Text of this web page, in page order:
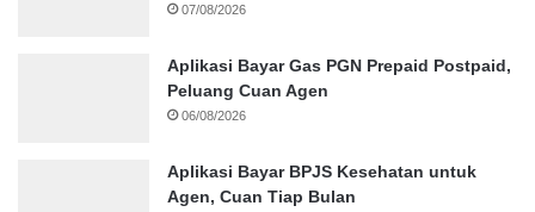
07/08/2026
Aplikasi Bayar Gas PGN Prepaid Postpaid,
Peluang Cuan Agen
06/08/2026
Aplikasi Bayar BPJS Kesehatan untuk
Agen, Cuan Tiap Bulan